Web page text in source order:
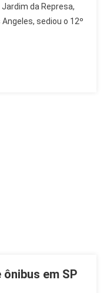
da Represa,
sediou o 12º
em SP